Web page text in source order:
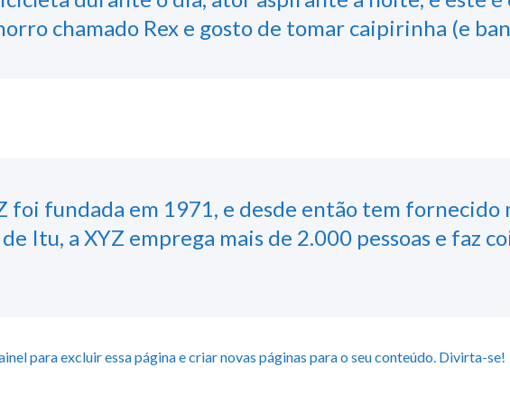
chamado Rex e gosto de tomar caipirinha (e
foi fundada em 1971, e desde então tem
Itu, a XYZ emprega mais de 2.000 pessoas e faz
para excluir essa página e criar novas páginas para o seu conteúdo. Divirta-se!